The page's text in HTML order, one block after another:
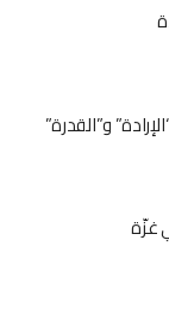
و”القدرة”
غزّة